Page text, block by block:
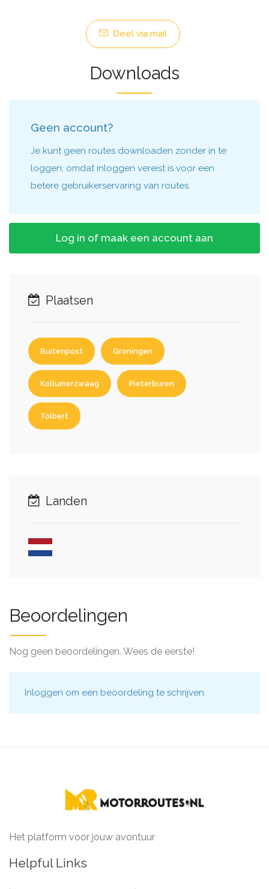
Deel via mail
Downloads
Geen account?
Je kunt geen routes downloaden zonder in te
loggen, omdat inloggen vereist is voor een
betere gebruikerservaring van routes.
Log in of maak een account aan
Plaatsen
Buitenpost Groningen
Kollumerzwaag Pieterburen
Tolbert
Landen
Beoordelingen
Nog geen beoordelingen. Wees de eerste!
Inloggen om een beoordeling te schrijven.
Het platform voor jouw avontuur
Helpful Links